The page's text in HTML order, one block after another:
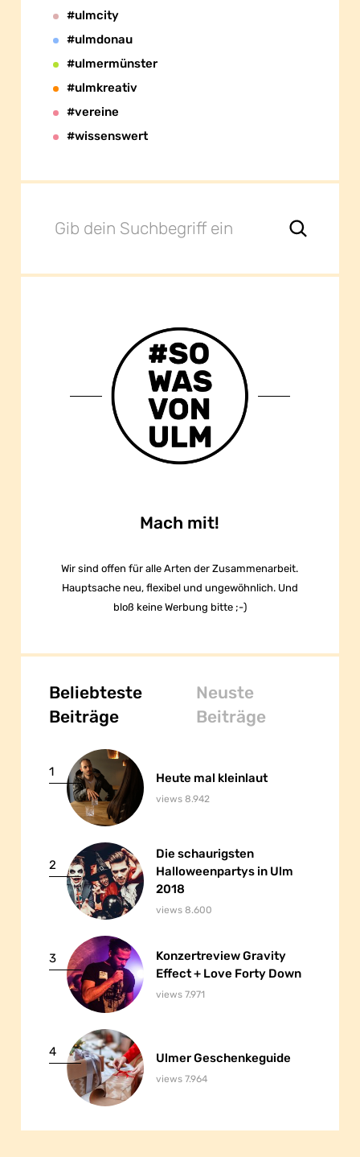
#ulmcity
#ulmdonau
#ulmermünster
#ulmkreativ
#vereine
#wissenswert
Mach mit!
Wir sind offen für alle Arten der Zusammenarbeit.
Hauptsache neu, flexibel und ungewöhnlich. Und
bloß keine Werbung bitte ;-)
Beliebteste
Beiträge
Neuste
Beiträge
1 Heute mal kleinlaut
Heute mal kleinlaut
views 8.942
2
Die schaurigsten
Halloweenpartys in Ulm
2018
Die schaurigsten
Halloweenpartys in Ulm
2018
views 8.600
3
Konzertreview Gravity
Effect + Love Forty Down
Konzertreview Gravity
Effect + Love Forty Down
views 7.971
4 Ulmer Geschenkeguide
Ulmer Geschenkeguide
views 7.964